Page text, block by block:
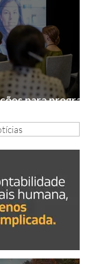
para programa